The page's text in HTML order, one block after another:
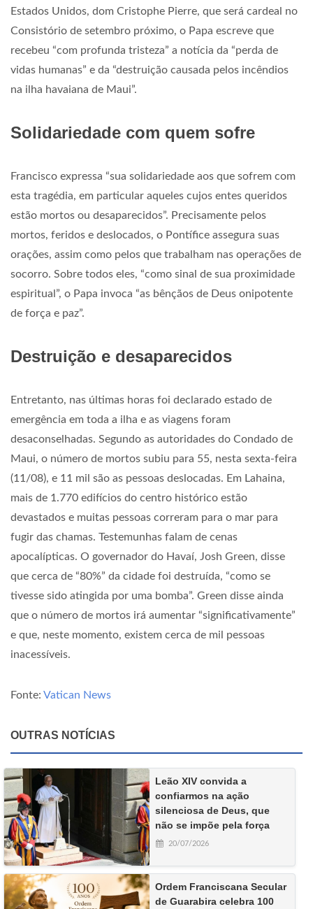
Estados Unidos, dom Cristophe Pierre, que será cardeal no
Consistório de setembro próximo, o Papa escreve que
recebeu “com profunda tristeza” a notícia da “perda de
vidas humanas” e da “destruição causada pelos incêndios
na ilha havaiana de Maui”.
Solidariedade com quem sofre
Francisco expressa “sua solidariedade aos que sofrem com
esta tragédia, em particular aqueles cujos entes queridos
estão mortos ou desaparecidos”. Precisamente pelos
mortos, feridos e deslocados, o Pontífice assegura suas
orações, assim como pelos que trabalham nas operações de
socorro. Sobre todos eles, “como sinal de sua proximidade
espiritual”, o Papa invoca “as bênçãos de Deus onipotente
de força e paz”.
Destruição e desaparecidos
Entretanto, nas últimas horas foi declarado estado de
emergência em toda a ilha e as viagens foram
desaconselhadas. Segundo as autoridades do Condado de
Maui, o número de mortos subiu para 55, nesta sexta-feira
(11/08), e 11 mil são as pessoas deslocadas. Em Lahaina,
mais de 1.770 edifícios do centro histórico estão
devastados e muitas pessoas correram para o mar para
fugir das chamas. Testemunhas falam de cenas
apocalípticas. O governador do Havaí, Josh Green, disse
que cerca de “80%” da cidade foi destruída, “como se
tivesse sido atingida por uma bomba”. Green disse ainda
que o número de mortos irá aumentar “significativamente”
e que, neste momento, existem cerca de mil pessoas
inacessíveis.
Fonte: Vatican News
OUTRAS NOTÍCIAS
Leão XIV convida a
confiarmos na ação
silenciosa de Deus, que
não se impõe pela força
20/07/2026
Ordem Franciscana Secular
de Guarabira celebra 100